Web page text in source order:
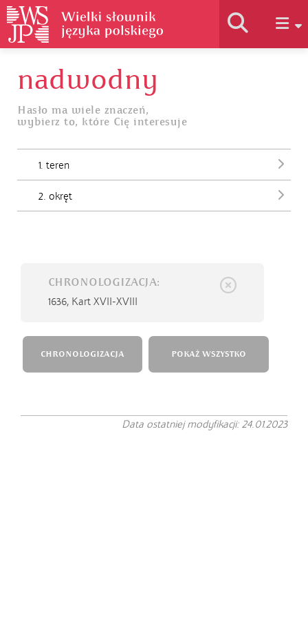
Historia słownika
Jak korzystać
nadwodny
Hasło ma wiele znaczeń,
wybierz to, które Cię interesuje
1. teren
2. okręt
CHRONOLOGIZACJA:
1636, Kart XVII-XVIII
CHRONOLOGIZACJA POKAŻ WSZYSTKO
Data ostatniej modyfikacji: 24.01.2023